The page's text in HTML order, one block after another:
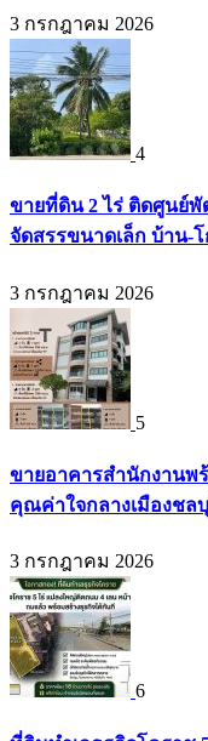
3 กรกฎาคม 2026
4
ขายที่ดิน 2 ไร่ ติดศูนย์
จัดสรรขนาดเล็ก บ้าน-โ
3 กรกฎาคม 2026
5
ขายอาคารสำนักงานพ
คุณค่าใจกลางเมืองชล
3 กรกฎาคม 2026
6